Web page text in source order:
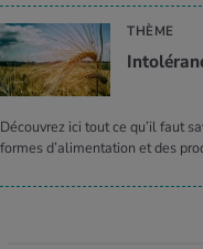
THÈME
Découvrez ici tout ce qu’il faut
formes d’alimentation et des